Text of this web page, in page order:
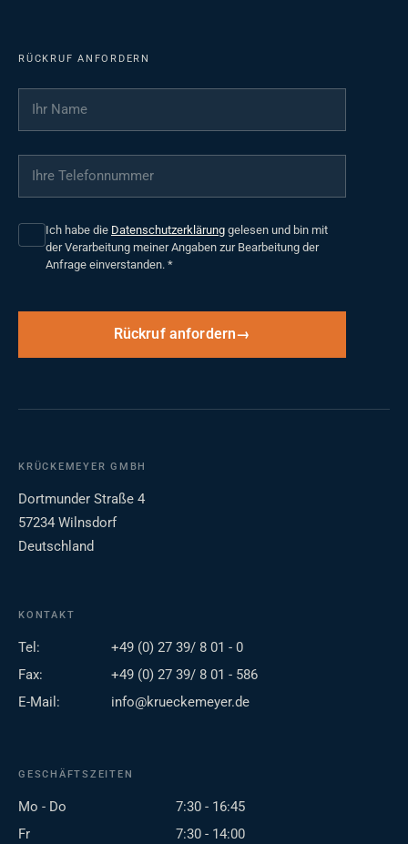
RÜCKRUF ANFORDERN
Ihr Name
Ihre Telefonnummer
Ich habe die Datenschutzerklärung gelesen und bin mit
der Verarbeitung meiner Angaben zur Bearbeitung der
Anfrage einverstanden. *
Rückruf anfordern
KRÜCKEMEYER GMBH
Dortmunder Straße 4
57234 Wilnsdorf
Deutschland
KONTAKT
Tel:
+49 (0) 27 39/ 8 01 - 0
Fax:
+49 (0) 27 39/ 8 01 - 586
E-Mail:
info@krueckemeyer.de
GESCHÄFTSZEITEN
Mo - Do
7:30 - 16:45
Fr
7:30 - 14:00